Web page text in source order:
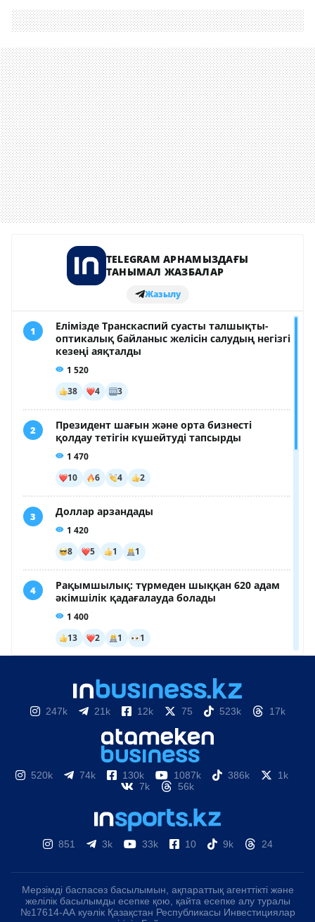
247k 21k 12k 75 523k 17k
520k 74k 130k 1087k 386k
1k
7k
56k
851 3k 33k 10 9k 24
Мерзімді баспасөз басылымын, ақпараттық агенттікті және
желілік басылымды есепке қою, қайта есепке алу туралы
№17614-АА куәлік Қазақстан Республикасы Инвестициялар